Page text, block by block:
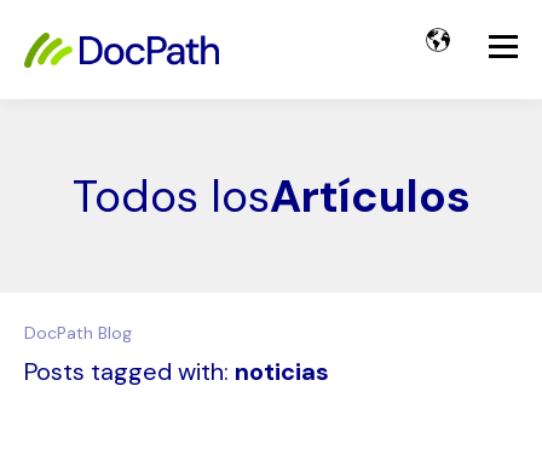
Todos losArtículos
DocPath Blog
Posts tagged with: noticias